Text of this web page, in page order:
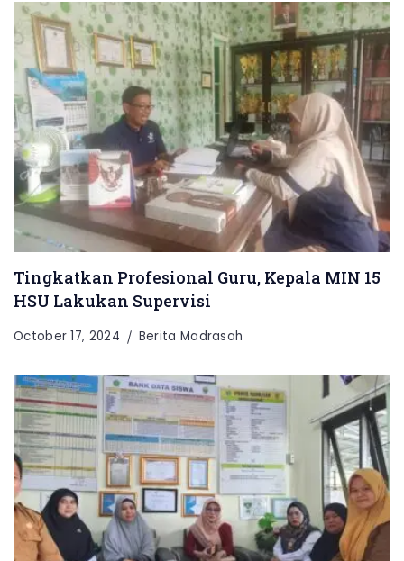
Tingkatkan Profesional Guru, Kepala MIN 15
HSU Lakukan Supervisi
October 17, 2024 Berita Madrasah